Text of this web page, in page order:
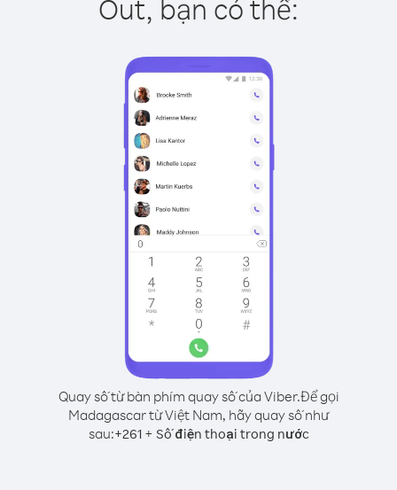
Out, bạn có thể:
Quay số từ bàn phím quay số của Viber.Để gọi
Madagascar từ Việt Nam, hãy quay số như
sau:+261+ Số điện thoại trong nước